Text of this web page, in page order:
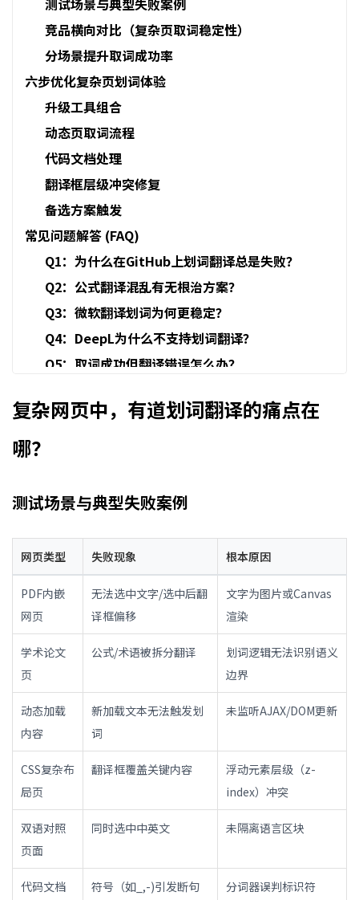
测试场景与典型失败案例
竞品横向对比（复杂页取词稳定性）
分场景提升取词成功率
六步优化复杂页划词体验
升级工具组合
动态页取词流程
代码文档处理
翻译框层级冲突修复
备选方案触发
常见问题解答 (FAQ)
Q1：为什么在GitHub上划词翻译总是失败？
Q2：公式翻译混乱有无根治方案？
Q3：微软翻译划词为何更稳定？
Q4：DeepL为什么不支持划词翻译？
Q5：取词成功但翻译错误怎么办？
复杂网页中，有道划词翻译的痛点在
哪？
测试场景与典型失败案例
网页类型 失败现象 根本原因
PDF内嵌
网页
无法选中文字/选中后翻
译框偏移
文字为图片或Canvas
渲染
学术论文
页
公式/术语被拆分翻译
划词逻辑无法识别语义
边界
动态加载
内容
新加载文本无法触发划
词
未监听AJAX/DOM更新
CSS复杂布
局页
翻译框覆盖关键内容
浮动元素层级（z-
index）冲突
双语对照
页面
同时选中中英文 未隔离语言区块
代码文档
符号（如_,-)引发断句
分词器误判标识符